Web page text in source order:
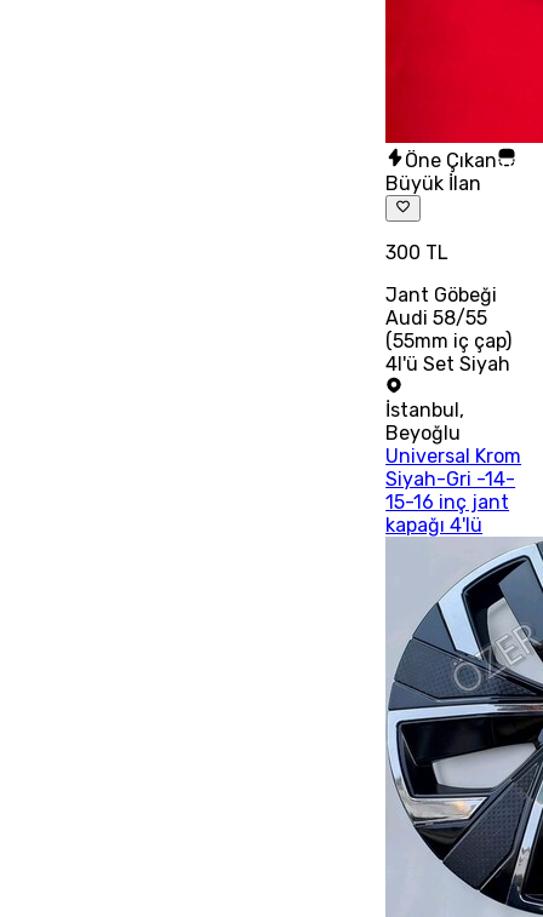
Öne Çıkan
Büyük İlan
300 TL
Jant Göbeği
Audi 58/55
(55mm iç çap)
4l'ü Set Siyah
İstanbul ,
Beyoğlu
Universal Krom
Siyah-Gri -14-
15-16 inç jant
kapağı 4'lü